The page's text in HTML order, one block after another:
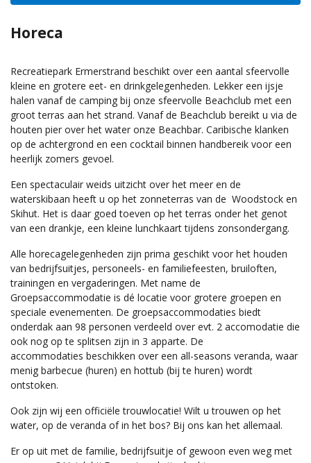
Horeca
Recreatiepark Ermerstrand beschikt over een aantal sfeervolle
kleine en grotere eet- en drinkgelegenheden. Lekker een ijsje
halen vanaf de camping bij onze sfeervolle Beachclub met een
groot terras aan het strand. Vanaf de Beachclub bereikt u via de
houten pier over het water onze Beachbar. Caribische klanken
op de achtergrond en een cocktail binnen handbereik voor een
heerlijk zomers gevoel.
Een spectaculair weids uitzicht over het meer en de
waterskibaan heeft u op het zonneterras van de Woodstock en
Skihut. Het is daar goed toeven op het terras onder het genot
van een drankje, een kleine lunchkaart tijdens zonsondergang.
Alle horecagelegenheden zijn prima geschikt voor het houden
van bedrijfsuitjes, personeels- en familiefeesten, bruiloften,
trainingen en vergaderingen. Met name de
Groepsaccommodatie is dé locatie voor grotere groepen en
speciale evenementen. De groepsaccommodaties biedt
onderdak aan 98 personen verdeeld over evt. 2 accomodatie die
ook nog op te splitsen zijn in 3 apparte. De
accommodaties beschikken over een all-seasons veranda, waar
menig barbecue (huren) en hottub (bij te huren) wordt
ontstoken.
Ook zijn wij een officiële trouwlocatie! Wilt u trouwen op het
water, op de veranda of in het bos? Bij ons kan het allemaal.
Er op uit met de familie, bedrijfsuitje of gewoon even weg met